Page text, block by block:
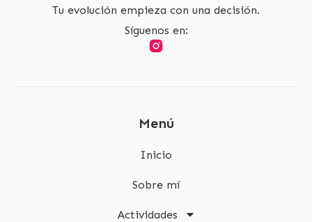
Tu evolución empieza con una decisión.
Síguenos en:
Menú
Inicio
Sobre mí
Actividades